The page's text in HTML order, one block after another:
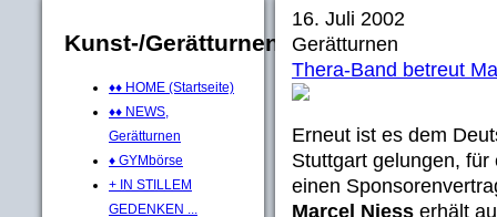
Kunst-/Gerätturnen
♦♦ HOME (Startseite)
♦♦ NEWS,
Gerätturnen
♦ GYMbörse
+ IN STILLEM
GEDENKEN ...
16. Juli 2002
Gerätturnen
Thera-Band betreut
Erneut ist es dem
Stuttgart gelungen,
einen
Marcel Niess erhält